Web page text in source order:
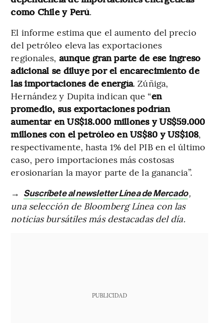
como Chile y Perú.
El informe estima que el aumento del precio
del petróleo eleva las exportaciones
regionales, aunque gran parte de ese ingreso
adicional se diluye por el encarecimiento de
las importaciones de energía. Zúñiga,
Hernández y Dupita indican que “en
promedio, sus exportaciones podrían
aumentar en US$18.000 millones y US$59.000
millones con el petróleo en US$80 y US$108,
respectivamente, hasta 1% del PIB en el último
caso, pero importaciones más costosas
erosionarían la mayor parte de la ganancia”.
→ Suscríbete al newsletter Línea de Mercado,
una selección de Bloomberg Línea con las
noticias bursátiles más destacadas del día.
PUBLICIDAD